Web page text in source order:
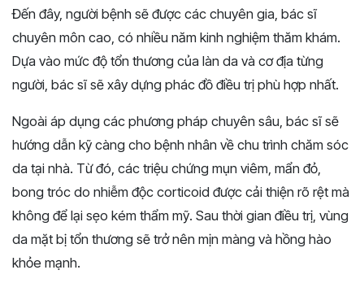
Đến đây, người bệnh sẽ được các chuyên gia, bác sĩ
chuyên môn cao, có nhiều năm kinh nghiệm thăm khám.
Dựa vào mức độ tổn thương của làn da và cơ địa từng
người, bác sĩ sẽ xây dựng phác đồ điều trị phù hợp nhất.
Ngoài áp dụng các phương pháp chuyên sâu, bác sĩ sẽ
hướng dẫn kỹ càng cho bệnh nhân về chu trình chăm sóc
da tại nhà. Từ đó, các triệu chứng mụn viêm, mẩn đỏ,
bong tróc do nhiễm độc corticoid được cải thiện rõ rệt mà
không để lại sẹo kém thẩm mỹ. Sau thời gian điều trị, vùng
da mặt bị tổn thương sẽ trở nên mịn màng và hồng hào
khỏe mạnh.